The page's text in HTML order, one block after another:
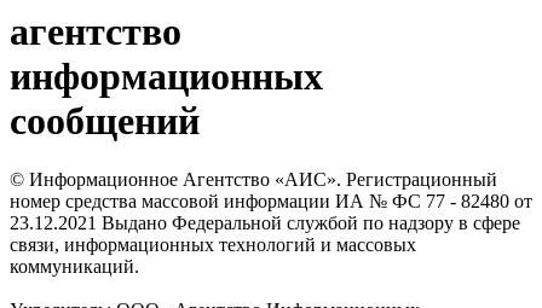
агентство
информационных
сообщений
© Информационное Агентство «АИС». Регистрационный
номер средства массовой информации ИА № ФС 77 - 82480 от
23.12.2021 Выдано Федеральной службой по надзору в сфере
связи, информационных технологий и массовых
коммуникаций.